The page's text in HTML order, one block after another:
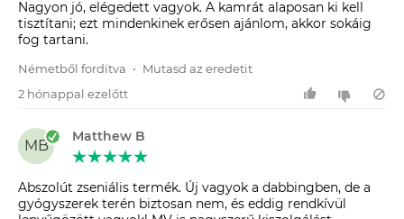
Nagyon jó, elégedett vagyok. A kamrát alaposan ki kell
tisztítani; ezt mindenkinek erősen ajánlom, akkor sokáig
fog tartani.
Németből fordítva • Mutasd az eredetit
2 hónappal ezelőtt
MB
Matthew B
Abszolút zseniális termék. Új vagyok a dabbingben, de a
gyógyszerek terén biztosan nem, és eddig rendkívül